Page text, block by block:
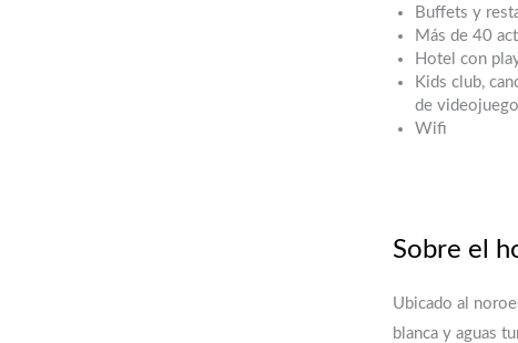
Buffets y
Más de 40
Hotel con
Kids club,
de
Wifi
Sobre el
Ubicado al
blanca y aguas